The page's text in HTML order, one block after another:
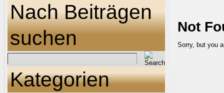
Nach Beiträgen
suchen
Kategorien
Not
Sorry, but you